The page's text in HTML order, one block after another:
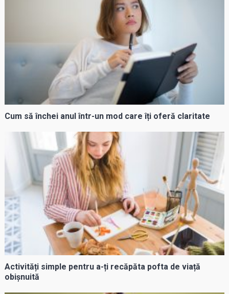
Cum să închei anul într-un mod care îți oferă claritate
Activități simple pentru a-ți recăpăta pofta de viață
obișnuită